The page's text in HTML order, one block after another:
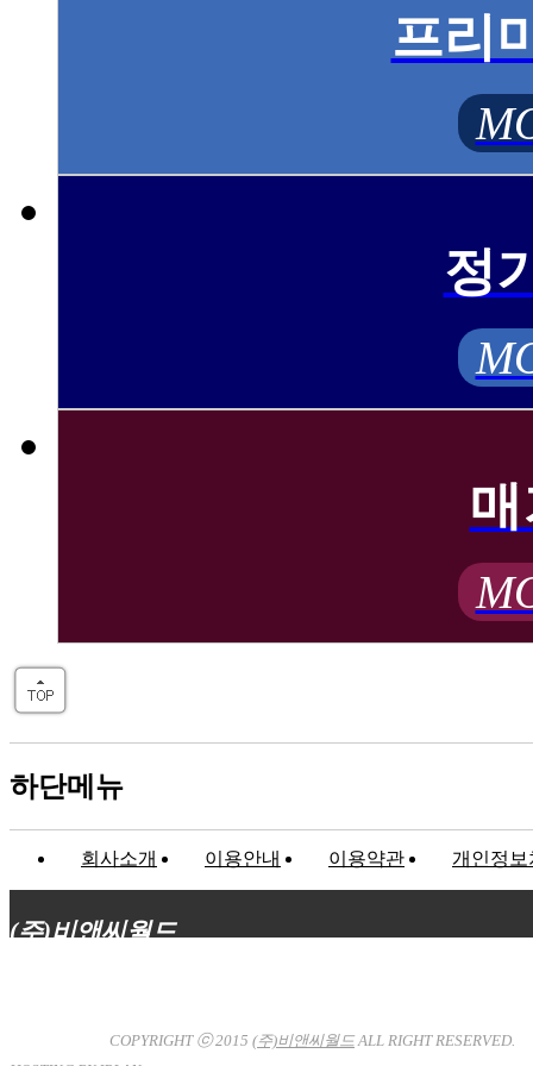
프리
정
하단메뉴
회사소개 이용안내 이용약관 개인정보
(주)비앤씨월드
COPYRIGHT ⓒ 2015 (주)비앤씨월드ALL RIGHT RESERVED.